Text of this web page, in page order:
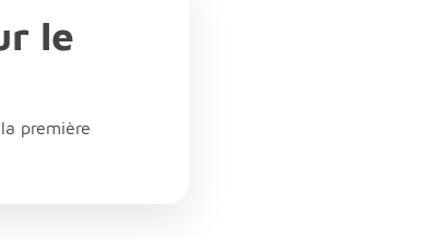
le
première